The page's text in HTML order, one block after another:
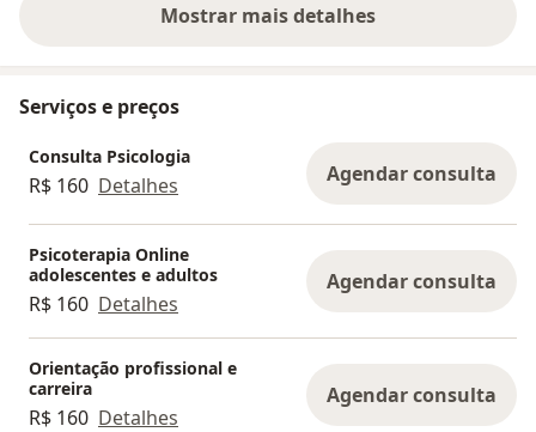
Mostrar mais detalhes
sobre a experiência
Serviços e preços
Consulta Psicologia
R$ 160 Detalhes Agendar consulta
Psicoterapia Online
adolescentes e adultos
R$ 160 Detalhes
Agendar consulta
Orientação profissional e
carreira
R$ 160 Detalhes
Agendar consulta